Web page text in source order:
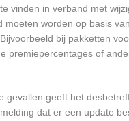
vinden in verband met
moeten worden op basis
bij pakketten
premiepercentages of
gevallen geeft het
dat er een update